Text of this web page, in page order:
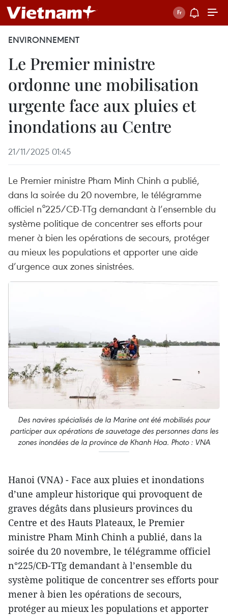
ENVIRONNEMENT
Le Premier ministre
ordonne une mobilisation
urgente face aux pluies et
inondations au Centre
21/11/2025 01:45
Le Premier ministre Pham Minh Chinh a publié,
dans la soirée du 20 novembre, le télégramme
officiel n°225/CĐ-TTg demandant à l’ensemble du
système politique de concentrer ses efforts pour
mener à bien les opérations de secours, protéger
au mieux les populations et apporter une aide
d’urgence aux zones sinistrées.
Des navires spécialisés de la Marine ont été mobilisés pour
participer aux opérations de sauvetage des personnes dans les
zones inondées de la province de Khanh Hoa. Photo : VNA
Hanoi (VNA) - Face aux pluies et inondations
d’une ampleur historique qui provoquent de
graves dégâts dans plusieurs provinces du
Centre et des Hauts Plateaux, le Premier
ministre Pham Minh Chinh a publié, dans la
soirée du 20 novembre, le télégramme officiel
n°225/CĐ-TTg demandant à l’ensemble du
système politique de concentrer ses efforts pour
mener à bien les opérations de secours,
protéger au mieux les populations et apporter